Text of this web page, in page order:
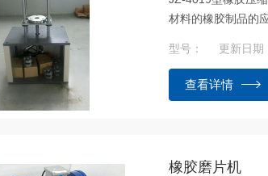
材料的橡胶制品的
型号：
更新日期
查看详情
橡胶磨片机